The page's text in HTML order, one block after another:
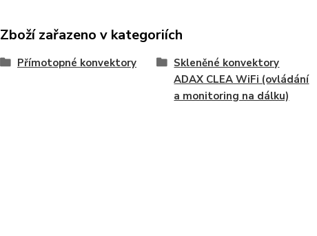
Zboží zařazeno v kategoriích
Přímotopné konvektory
Skleněné konvektory
ADAX CLEA WiFi (ovládání
a monitoring na dálku)